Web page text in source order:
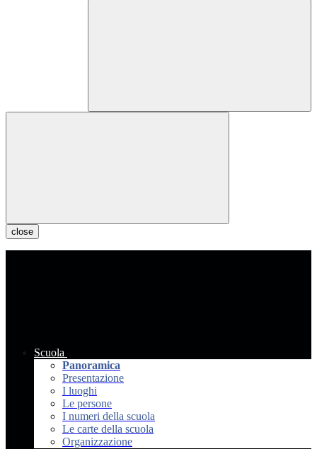
close
Scuola
Panoramica
Presentazione
I luoghi
Le persone
I numeri della scuola
Le carte della scuola
Organizzazione